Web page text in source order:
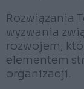
Rozwiązania
wyzwania
rozwojem,
elementem
organizacji.